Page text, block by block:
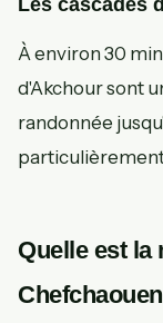
À environ 30
d'Akchour sont
randonnée
Quelle est